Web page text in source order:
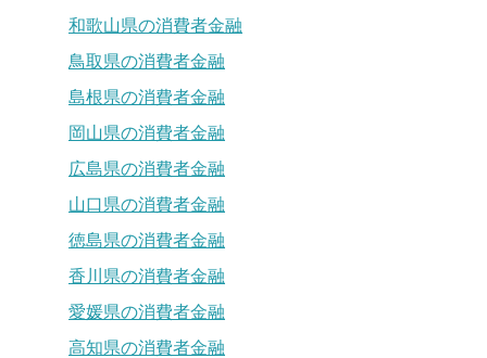
和歌山県の消費者金融
鳥取県の消費者金融
島根県の消費者金融
岡山県の消費者金融
広島県の消費者金融
山口県の消費者金融
徳島県の消費者金融
香川県の消費者金融
愛媛県の消費者金融
高知県の消費者金融